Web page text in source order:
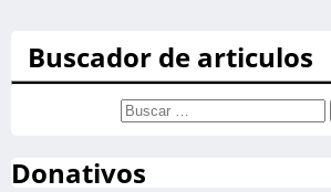
Buscador de articulos
Buscar:
Donativos